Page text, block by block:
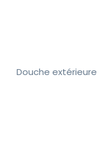
Douche extérieure